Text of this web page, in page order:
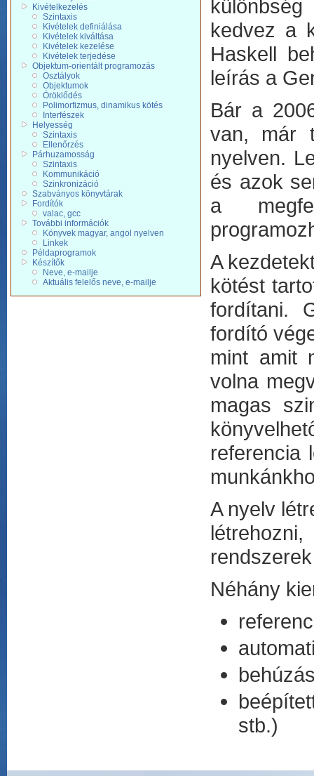
Kivételkezelés
Szintaxis
Kivételek definiálása
Kivételek kiváltása
Kivételek kezelése
Kivételek terjedése
Objektum-orientált programozás
Osztályok
Objektumok
Öröklődés
Polimorfizmus, dinamikus kötés
Interfészek
Helyesség
Szintaxis
Ellenőrzés
Párhuzamosság
Szintaxis
Kommunikáció
Szinkronizáció
Szabványos könyvtárak
Fordítók
valac, gcc
További információk
Könyvek magyar, angol nyelven
Linkek
Példaprogramok
Készítők
Neve, e-mailje
Aktuális felelős neve, e-mailje
kedvez a
Haskell
leírás a
Bár a
van, már
nyelven.
és azok
a
A
kötést
fordítani.
fordító
mint amit
volna
magas
referencia
A nyelv
Néhány
stb.)